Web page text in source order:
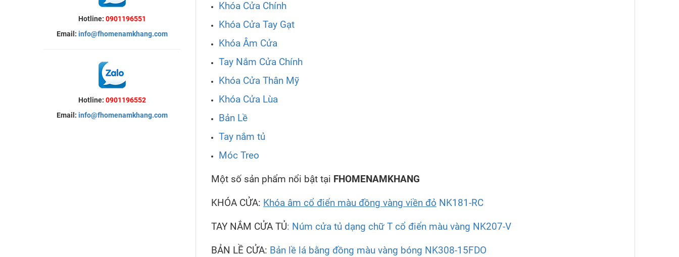
Hotline: 0901196551
Email: info@fhomenamkhang.com
Hotline: 0901196552
Email: info@fhomenamkhang.com
Khóa Cửa Chính
Khóa Cửa Tay Gạt
Khóa Âm Cửa
Tay Nắm Cửa Chính
Khóa Cửa Thân Mỹ
Khóa Cửa Lùa
Bản Lề
Tay nắm tủ
Móc Treo
Một số sản phẩm nổi bật tại FHOMENAMKHANG
KHÓA CỬA: Khóa âm cổ điển màu đồng vàng viền đỏ NK181-RC
TAY NẮM CỬA TỦ: Núm cửa tủ dạng chữ T cổ điển màu vàng NK207-V
BẢN LỀ CỬA: Bản lề lá bằng đồng màu vàng bóng NK308-15FDO